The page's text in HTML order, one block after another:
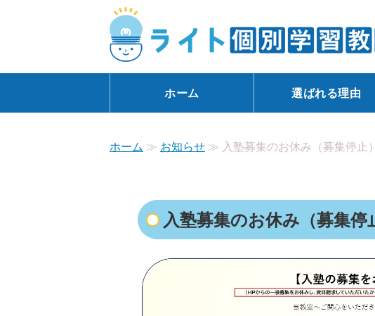
ホーム
選ばれる理由
ホーム ≫ お知らせ ≫ 入塾募集のお休み（募集停止
入塾募集のお休み（募集停